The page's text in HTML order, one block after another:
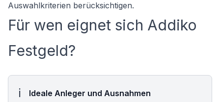
Auswahlkriterien berücksichtigen.
Für wen eignet sich Addiko
Festgeld?
Ideale Anleger und Ausnahmen